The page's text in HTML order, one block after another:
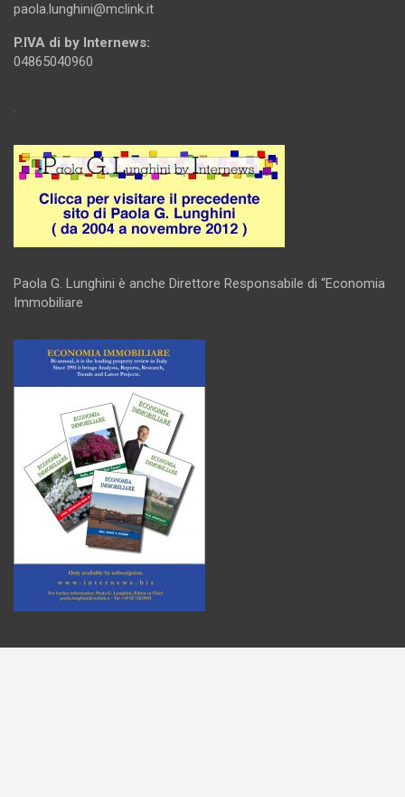
paola.lunghini@mclink.it
P.IVA di by Internews:
04865040960
.
Paola G. Lunghini è anche Direttore Responsabile di “Economia
Immobiliare